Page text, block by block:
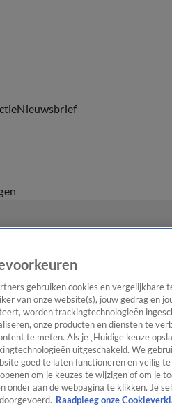
Nieuwsbrief
gebruiken cookies en vergelijkbare
van onze website(s), jouw gedrag en
worden trackingtechnologieën
onze producten en diensten te
te meten. Als je „Huidige keuze
uitgeschakeld. We
goed te laten functioneren en veilig
om je keuzes te wijzigen of om je
onder aan de webpagina te klikken. Je
Raadpleeg onze